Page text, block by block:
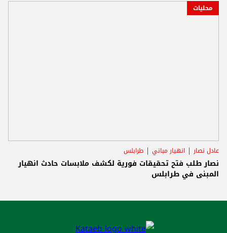
محليات
عادل نصار انهيار مباني طرابلس
نصار طلب فتح تحقيقات فورية لكشف ملابسات حادث انهيار
المبنى في طرابلس